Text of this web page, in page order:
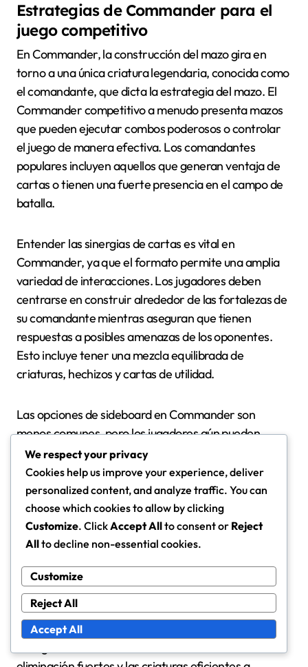
Estrategias de Commander para el
juego competitivo
En Commander, la construcción del mazo gira en
torno a una única criatura legendaria, conocida como
el comandante, que dicta la estrategia del mazo. El
Commander competitivo a menudo presenta mazos
que pueden ejecutar combos poderosos o controlar
el juego de manera efectiva. Los comandantes
populares incluyen aquellos que generan ventaja de
cartas o tienen una fuerte presencia en el campo de
batalla.
Entender las sinergias de cartas es vital en
Commander, ya que el formato permite una amplia
variedad de interacciones. Los jugadores deben
centrarse en construir alrededor de las fortalezas de
su comandante mientras aseguran que tienen
respuestas a posibles amenazas de los oponentes.
Esto incluye tener una mezcla equilibrada de
criaturas, hechizos y cartas de utilidad.
Las opciones de sideboard en Commander son
menos comunes, pero los jugadores aún pueden
considerar cartas que se pueden intercambiar
durante el juego casual. Conocer las estrategias de
tus oponentes puede ayudarte a prepararte para
emparejamientos específicos, mejorando tus
posibilidades de éxito en entornos competitivos.
Consideraciones para Draft y sellado
En los formatos de Draft y Sellado, la capacidad de
adaptarse a las cartas disponibles es clave. Los
jugadores deben priorizar la calidad de las cartas y la
We respect your privacy
Cookies help us improve your experience, deliver
personalized content, and analyze traffic. You can
choose which cookies to allow by clicking
Customize. ClickAccept Allto consent or Reject
Allto decline non-essential cookies.
Customize
Reject All
Accept All